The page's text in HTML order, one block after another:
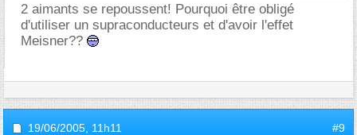
2 aimants se repoussent! Pourquoi être obligé
d'utiliser un supraconducteurs et d'avoir l'effet
Meisner??
19/06/2005, 11h11 #9